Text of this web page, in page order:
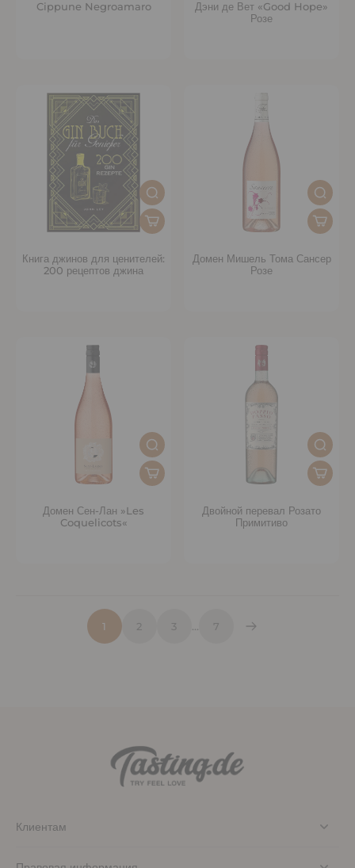
Cippune Negroamaro
Дэни де Вет «Good Hope»
Розе
Книга джинов для ценителей:
200 рецептов джина
Домен Мишель Тома Сансер
Розе
Домен Сен-Лан »Les
Coquelicots«
Двойной перевал Розато
Примитиво
1 2 3 7
Клиентам